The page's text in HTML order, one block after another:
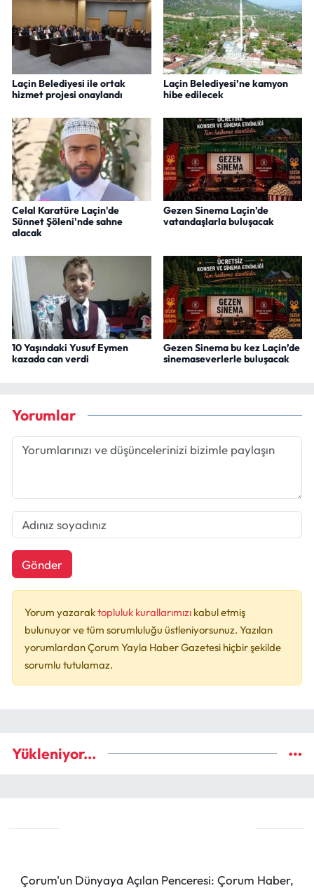
Laçin Belediyesi ile ortak
hizmet projesi onaylandı
Laçin Belediyesi’ne kamyon
hibe edilecek
Celal Karatüre Laçin'de
Sünnet Şöleni'nde sahne
alacak
Gezen Sinema Laçin’de
vatandaşlarla buluşacak
10 Yaşındaki Yusuf Eymen
kazada can verdi
Gezen Sinema bu kez Laçin’de
sinemaseverlerle buluşacak
Yorumlar
Gönder
Yorum yazaraktopluluk kurallarımızı kabul etmiş
bulunuyor ve tüm sorumluluğu üstleniyorsunuz. Yazılan
yorumlardan Çorum Yayla Haber Gazetesi hiçbir şekilde
sorumlu tutulamaz.
Yükleniyor...
Çorum'un Dünyaya Açılan Penceresi: Çorum Haber,